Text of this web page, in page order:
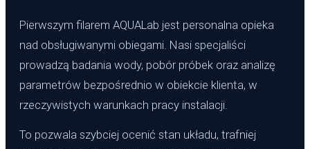
Pierwszym filarem AQUALab jest personalna opieka
nad obsługiwanymi obiegami. Nasi specjaliści
prowadzą badania wody, pobór próbek oraz analizę
parametrów bezpośrednio w obiekcie klienta, w
rzeczywistych warunkach pracy instalacji.
To pozwala szybciej ocenić stan układu, trafniej